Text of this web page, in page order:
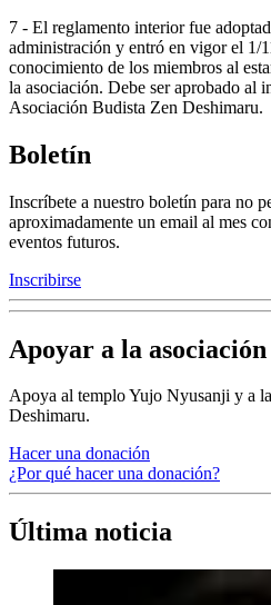
7 - El reglamento interior fue
administración y entró en vigor el 1/
conocimiento de los miembros al
la asociación. Debe ser aprobado al
Asociación Budista Zen Deshimaru.
Boletín
Inscríbete a nuestro boletín para no
aproximadamente un email al mes
eventos futuros.
Inscribirse
Apoyar a la asociación
Apoya al templo Yujo Nyusanji y a
Deshimaru.
Hacer una donación
¿Por qué hacer una donación?
Última noticia